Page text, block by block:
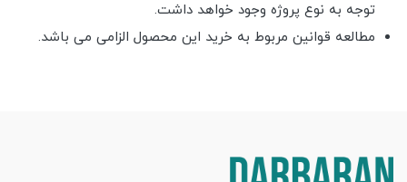
توجه به نوع پروژه وجود خواهد داشت.
مطالعه قوانین مربوط به خرید این محصول الزامی می باشد.